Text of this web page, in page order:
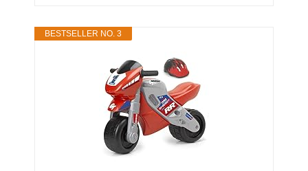
BESTSELLER NO. 3